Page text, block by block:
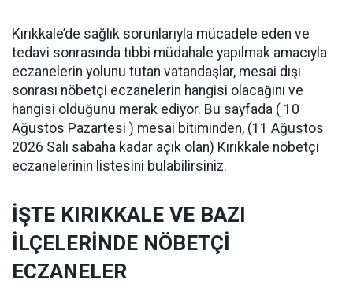
Kırıkkale’de sağlık sorunlarıyla mücadele eden ve
tedavi sonrasında tıbbi müdahale yapılmak amacıyla
eczanelerin yolunu tutan vatandaşlar, mesai dışı
sonrası nöbetçi eczanelerin hangisi olacağını ve
hangisi olduğunu merak ediyor. Bu sayfada ( 10
Ağustos Pazartesi ) mesai bitiminden, (11 Ağustos
2026 Salı sabaha kadar açık olan) Kırıkkale nöbetçi
eczanelerinin listesini bulabilirsiniz.
İŞTE KIRIKKALE VE BAZI
İLÇELERİNDE NÖBETÇİ
ECZANELER